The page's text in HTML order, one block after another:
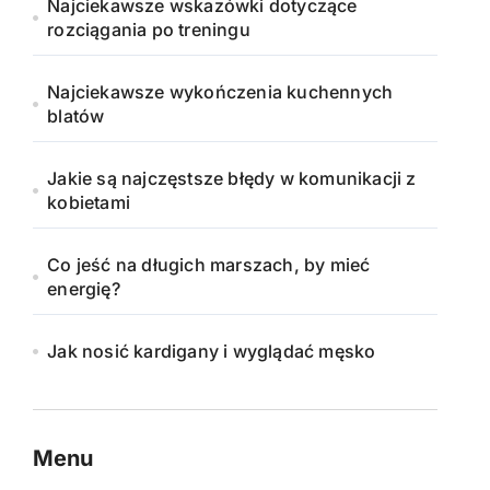
Najciekawsze wskazówki dotyczące
rozciągania po treningu
Najciekawsze wykończenia kuchennych
blatów
Jakie są najczęstsze błędy w komunikacji z
kobietami
Co jeść na długich marszach, by mieć
energię?
Jak nosić kardigany i wyglądać męsko
Menu